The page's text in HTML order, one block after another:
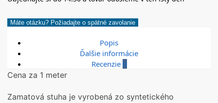
Máte otázku? Požiadajte o spätné zavolanie
Popis
Ďalšie informácie
Recenzie 0
Cena za 1 meter
Zamatová stuha je vyrobená zo syntetického